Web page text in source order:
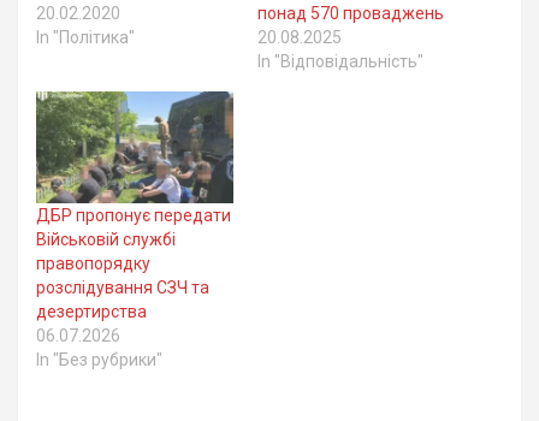
20.02.2020
In "Політика"
понад 570 проваджень
20.08.2025
In "Відповідальність"
ДБР пропонує передати
Військовій службі
правопорядку
розслідування СЗЧ та
дезертирства
06.07.2026
In "Без рубрики"